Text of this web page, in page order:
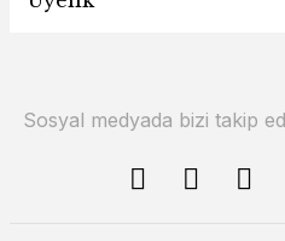
Sosyal medyada bizi takip